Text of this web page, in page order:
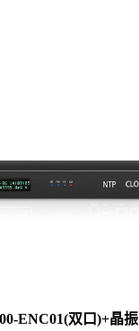
ENC01(双口)+晶